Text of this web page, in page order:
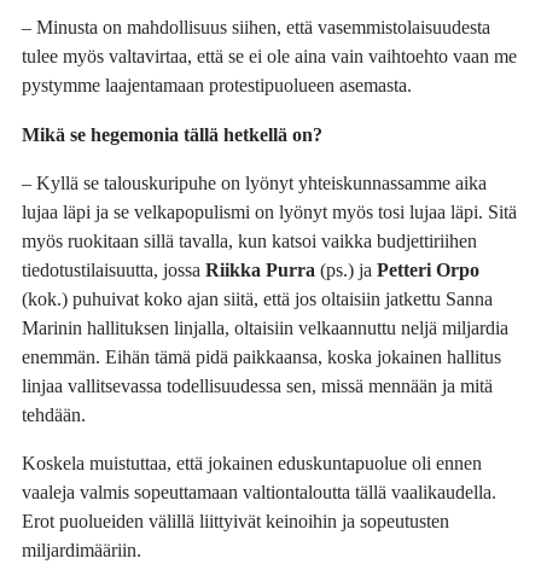
– Minusta on mahdollisuus siihen, että vasemmistolaisuudesta
tulee myös valtavirtaa, että se ei ole aina vain vaihtoehto vaan me
pystymme laajentamaan protestipuolueen asemasta.
Mikä se hegemonia tällä hetkellä on?
– Kyllä se talouskuripuhe on lyönyt yhteiskunnassamme aika
lujaa läpi ja se velkapopulismi on lyönyt myös tosi lujaa läpi. Sitä
myös ruokitaan sillä tavalla, kun katsoi vaikka budjettiriihen
tiedotustilaisuutta, jossaRiikka Purra (ps.) jaPetteri Orpo
(kok.) puhuivat koko ajan siitä, että jos oltaisiin jatkettu Sanna
Marinin hallituksen linjalla, oltaisiin velkaannuttu neljä miljardia
enemmän. Eihän tämä pidä paikkaansa, koska jokainen hallitus
linjaa vallitsevassa todellisuudessa sen, missä mennään ja mitä
tehdään.
Koskela muistuttaa, että jokainen eduskuntapuolue oli ennen
vaaleja valmis sopeuttamaan valtiontaloutta tällä vaalikaudella.
Erot puolueiden välillä liittyivät keinoihin ja sopeutusten
miljardimääriin.